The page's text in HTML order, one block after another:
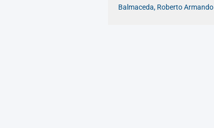
Balmaceda, Roberto Armando